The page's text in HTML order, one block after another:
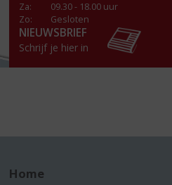
Za:
09.30 - 18.00 uur
Zo:
Gesloten
NIEUWSBRIEF
Schrijf je hier in
Home